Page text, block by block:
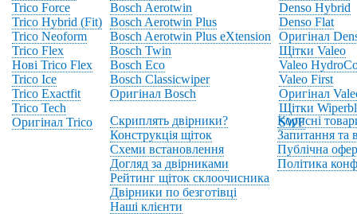
Trico Force
Trico Hybrid (Fit)
Trico Neoform
Trico Flex
Нові Trico Flex
Trico Ice
Trico Exactfit
Trico Tech
Оригінал Trico
Bosch Aerotwin
Bosch Aerotwin Plus
Bosch Aerotwin Plus eXtension
Bosch Twin
Bosch Eco
Bosch Classicwiper
Оригінал Bosch
Denso Hybrid
Denso Flat
Оригінал
Щітки Valeo
Valeo
Valeo First
Оригінал
Щітки
SWF
Скриплять двірники?
Конструкція щіток
Схеми встановлення
Догляд за двірниками
Рейтинг щіток склоочисника
Двірники по безготівці
Наші клієнти
Корисні
Запитання та
Публічна
Політика